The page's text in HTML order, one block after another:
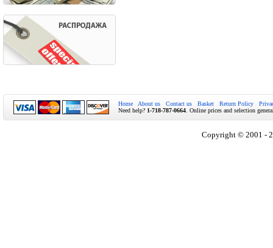
Home About us Contact us Basket Return Policy
Need help? 1-718-787-0664 . Online prices and selection
Copyright © 2001 -